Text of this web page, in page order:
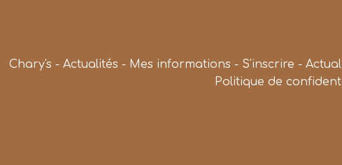
Chary's - Actualités - Mes informations - S'inscrire -
Politique de